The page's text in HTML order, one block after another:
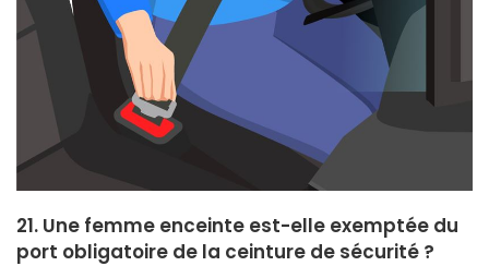
21. Une femme enceinte est-elle exemptée du
port obligatoire de la ceinture de sécurité ?